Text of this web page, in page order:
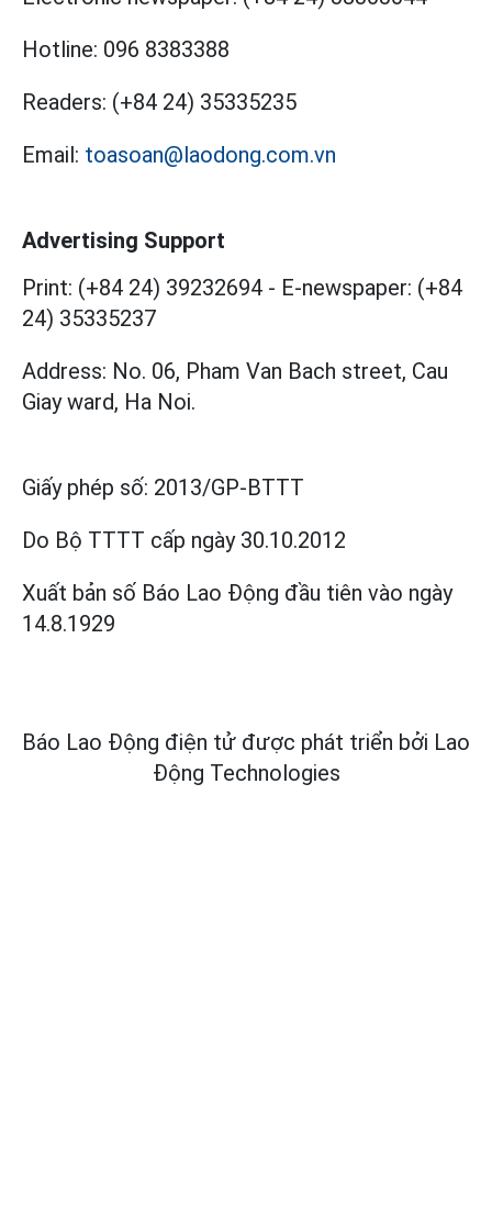
Hotline: 096 8383388
Readers: (+84 24) 35335235
Email: toasoan@laodong.com.vn
Advertising Support
Print: (+84 24) 39232694 - E-newspaper: (+84
24) 35335237
Address: No. 06, Pham Van Bach street, Cau
Giay ward, Ha Noi.
Giấy phép số: 2013/GP-BTTT
Do Bộ TTTT cấp ngày 30.10.2012
Xuất bản số Báo Lao Động đầu tiên vào ngày
14.8.1929
Báo Lao Động điện tử được phát triển bởi Lao
Động Technologies